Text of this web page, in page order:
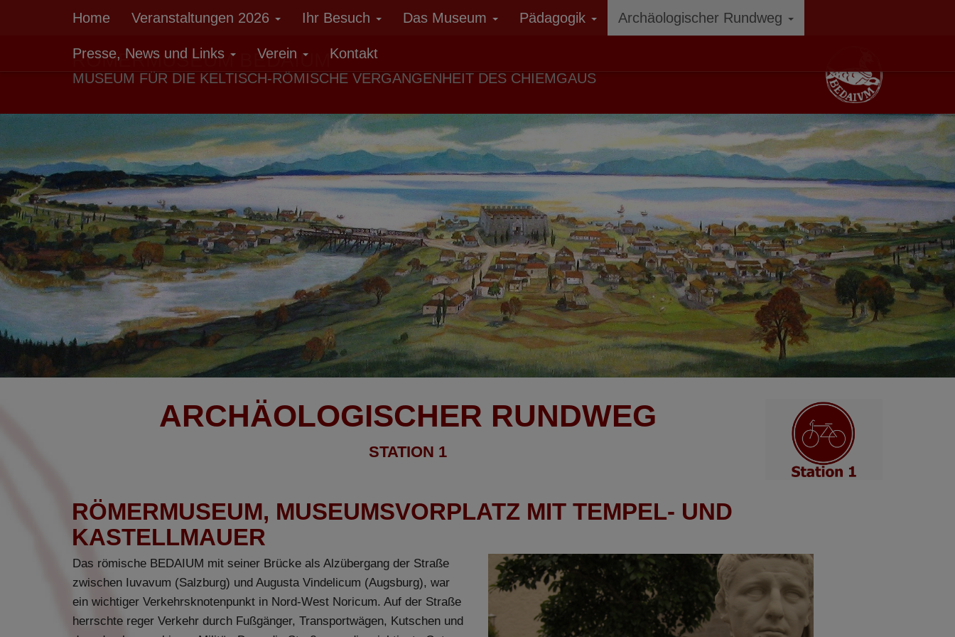
Home Veranstaltungen 2026 Ihr Besuch Das Museum Pädagogik Archäologischer Rundweg
Presse, News und Links Verein Kontakt
RÖMERMUSEUM BEDAIUM
MUSEUM FÜR DIE KELTISCH-RÖMISCHE VERGANGENHEIT DES CHIEMGAUS
ARCHÄOLOGISCHER RUNDWEG
STATION 1
RÖMERMUSEUM, MUSEUMSVORPLATZ MIT TEMPEL- UND
KASTELLMAUER
Das römische BEDAIUM mit seiner Brücke als Alzübergang der Straße
zwischen Iuvavum (Salzburg) und Augusta Vindelicum (Augsburg), war
ein wichtiger Verkehrsknotenpunkt in Nord-West Noricum. Auf der Straße
herrschte reger Verkehr durch Fußgänger, Transportwägen, Kutschen und
Zurück Weiter